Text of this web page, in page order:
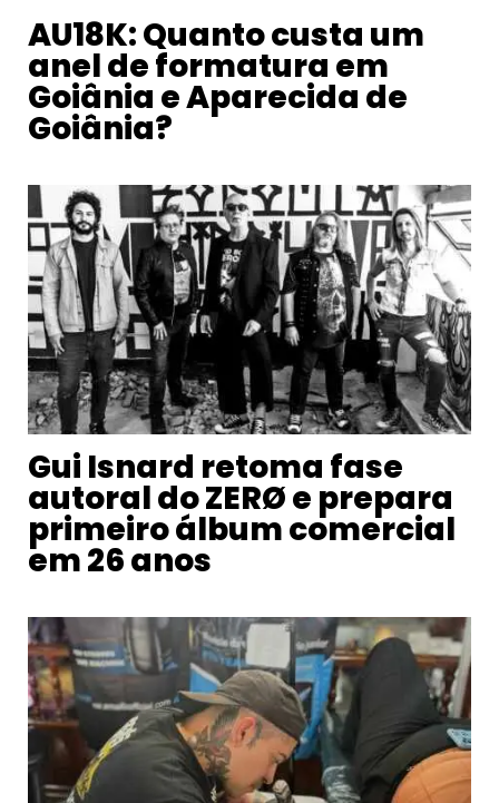
AU18K: Quanto custa um
anel de formatura em
Goiânia e Aparecida de
Goiânia?
Gui Isnard retoma fase
autoral do ZERØ e prepara
primeiro álbum comercial
em 26 anos